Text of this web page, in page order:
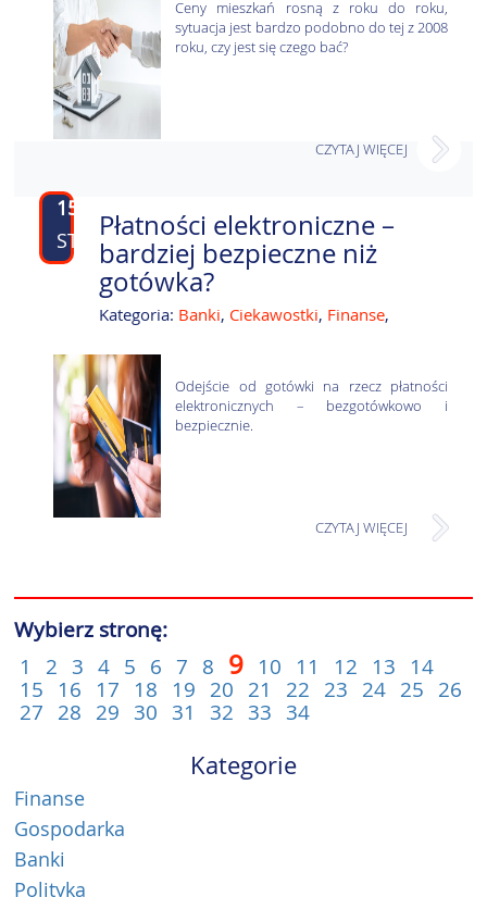
Ceny mieszkań rosną z roku do roku,
sytuacja jest bardzo podobno do tej z 2008
roku, czy jest się czego bać?
CZYTAJ WIĘCEJ
15
STY
Płatności elektroniczne –
bardziej bezpieczne niż
gotówka?
Kategoria: Banki, Ciekawostki, Finanse,
Odejście od gotówki na rzecz płatności
elektronicznych – bezgotówkowo i
bezpiecznie.
CZYTAJ WIĘCEJ
Wybierz stronę:
1
2 3 4 5 6 7 8 9 10 11 12 13
14
15
16 17 18 19 20 21 22 23 24 25 26
27 28 29 30 31 32 33 34
Kategorie
Finanse
Gospodarka
Banki
Polityka